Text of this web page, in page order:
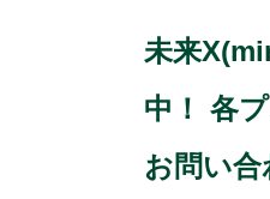
未来
中！ 各
お問い合